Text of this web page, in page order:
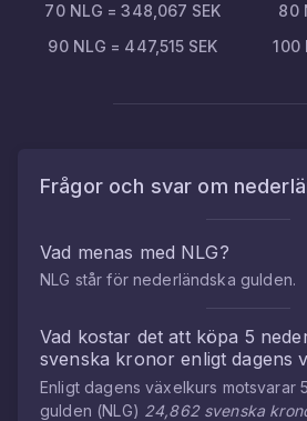
70 NLG =348,067 SEK 80
90 NLG = 447,515 SEK 100
Frågor och svar om
Vad menas med NLG?
NLG står för nederländska gulden.
Vad kostar det att köpa 5
svenska kronor enligt dagens
Enligt dagens växelkurs motsvarar
gulden (NLG) 24,862 svenska